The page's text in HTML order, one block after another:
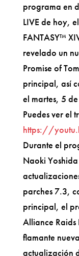
programa en
LIVE de hoy,
FANTASY™
revelado un
Promise of
principal, así
el martes, 5
Puedes ver el
https://
Durante el
Naoki
parches 7.3,
principal, el
Alliance Raids
flamante
actualización